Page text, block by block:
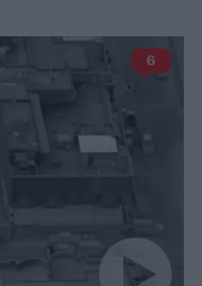
6